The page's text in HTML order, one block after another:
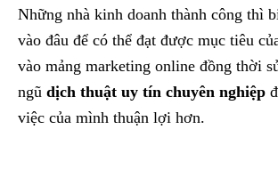
Những nhà kinh doanh thành công thì
vào đâu để có thể đạt được mục tiêu
vào mảng marketing online đồng thời
ngũ dịch thuật uy tín chuyên nghiệp
việc của mình thuận lợi hơn.